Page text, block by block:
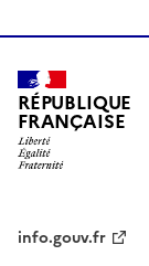
RÉPUBLIQUE
FRANÇAISE
info.gouv.fr